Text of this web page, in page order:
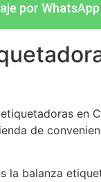
por WhatsApp
en
de
la balanza